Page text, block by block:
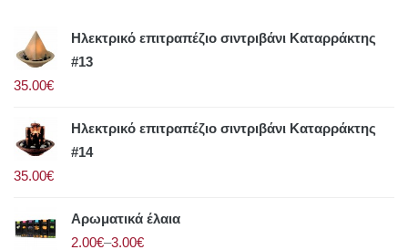
Ηλεκτρικό επιτραπέζιο σιντριβάνι Καταρράκτης
#13
35.00€
Ηλεκτρικό επιτραπέζιο σιντριβάνι Καταρράκτης
#14
35.00€
Αρωματικά έλαια
2.00€–3.00€